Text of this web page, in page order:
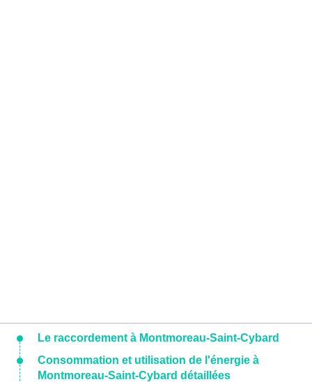
Le raccordement à Montmoreau-Saint-Cybard
Consommation et utilisation de l'énergie à
Montmoreau-Saint-Cybard détaillées